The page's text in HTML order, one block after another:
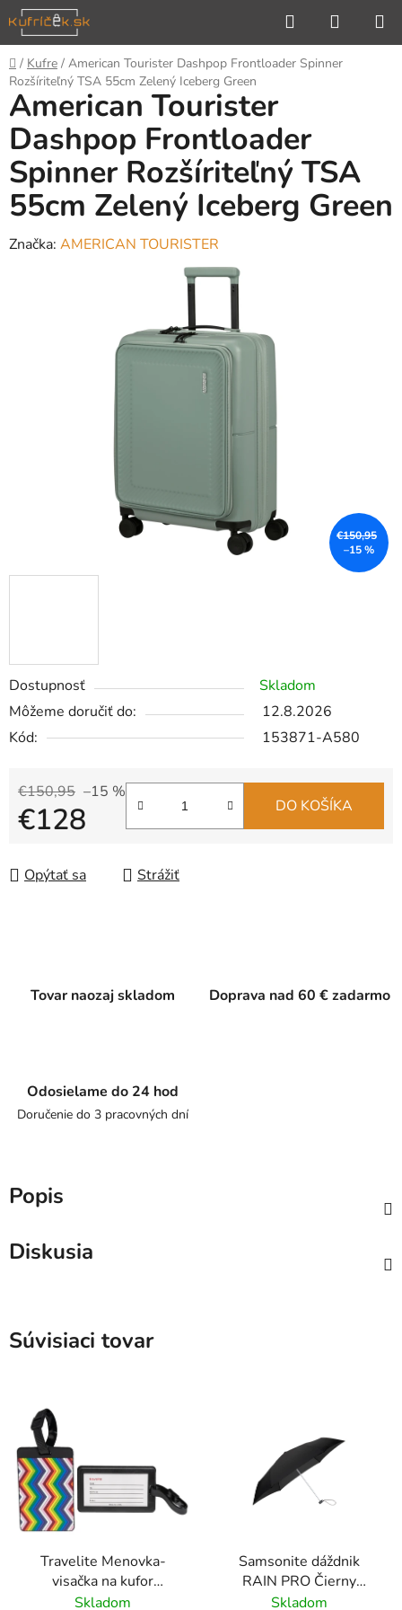
Prejsť
na
obsah
Hľadať
KOŠÍK
Domov
/ Kufre / American Tourister Dashpop Frontloader Spinner
Rozšíriteľný TSA 55cm Zelený Iceberg Green
Dostupnosť
Skladom
Môžeme doručiť do:
12.8.2026
Kód:
153871-A580
€150,95 –15 %
€128 DO KOŠÍKA
Opýtať sa Strážiť
American Tourister
Dashpop Frontloader
Spinner Rozšíriteľný TSA
55cm Zelený Iceberg Green
Značka: AMERICAN TOURISTER
€150,95
–15 %
Tovar naozaj skladom Doprava nad 60 € zadarmo
Odosielame do 24 hod
Doručenie do 3 pracovných dní
Popis
Diskusia
Súvisiaci tovar
Travelite Menovka-
visačka na kufor
Multicolor Waves
Skladom
Samsonite dáždnik
RAIN PRO Čierny
skladací manuálny
Skladom